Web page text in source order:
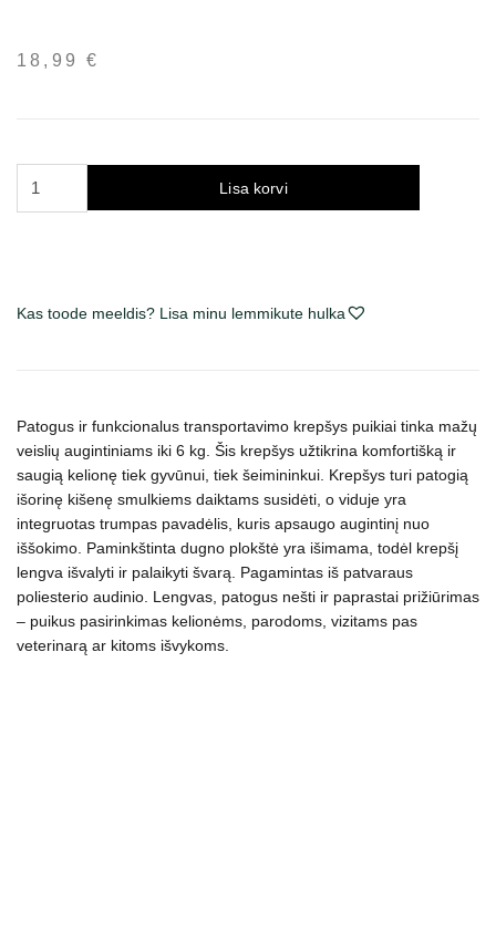
18,99€
juodas
Lisa korvi
Kas toode meeldis? Lisa minu lemmikute hulka
Patogus ir funkcionalus transportavimo krepšys puikiai tinka mažų
veislių augintiniams iki 6 kg. Šis krepšys užtikrina komfortišką ir
saugią kelionę tiek gyvūnui, tiek šeimininkui. Krepšys turi patogią
išorinę kišenę smulkiems daiktams susidėti, o viduje yra
integruotas trumpas pavadėlis, kuris apsaugo augintinį nuo
iššokimo. Paminkštinta dugno plokštė yra išimama, todėl krepšį
lengva išvalyti ir palaikyti švarą. Pagamintas iš patvaraus
poliesterio audinio. Lengvas, patogus nešti ir paprastai prižiūrimas
– puikus pasirinkimas kelionėms, parodoms, vizitams pas
veterinarą ar kitoms išvykoms.